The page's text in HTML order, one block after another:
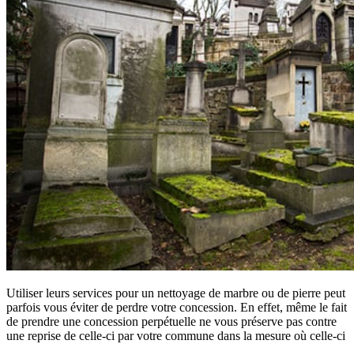
Utiliser leurs services pour un nettoyage de marbre ou de pierre peut
parfois vous éviter de perdre votre concession. En effet, même le fait
de prendre une concession perpétuelle ne vous préserve pas contre
une reprise de celle-ci par votre commune dans la mesure où celle-ci